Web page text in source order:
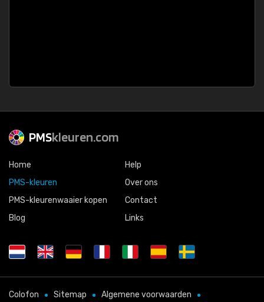
PMSkleuren.com
Home
PMS-kleuren
PMS-kleurenwaaier kopen
Blog
Help
Over ons
Contact
Links
Colofon Sitemap Algemene voorwaarden